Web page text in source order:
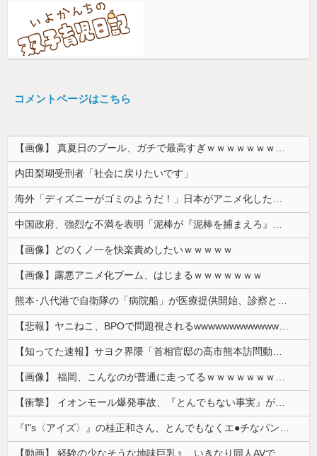
コメントページはこちら
内田梨瑚受刑者「社会に戻りたいです」
【画像】どのくノ一を快楽責めしたいｗｗｗｗｗ
【画像】露悪アニメ化ブーム、はじまるｗｗｗｗｗｗｗ